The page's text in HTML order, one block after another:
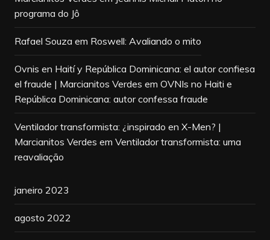
programa do Jô
Rafael Souza em Roswell: Avaliando o mito
Ovnis en Haití y República Dominicana: el autor confiesa
el fraude | Marcianitos Verdes em OVNIs no Haiti e
República Dominicana: autor confessa fraude
Ventilador transformista: ¿inspirado en X-Men? |
Marcianitos Verdes em Ventilador transformista: uma
reavaliação
janeiro 2023
agosto 2022